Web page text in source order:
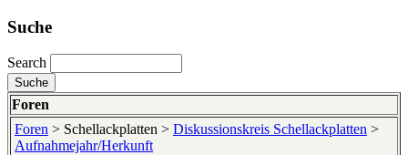
Suche
Search
Foren
Foren > Schellackplatten > Diskussionskreis Schellackplatten >
Aufnahmejahr/Herkunft